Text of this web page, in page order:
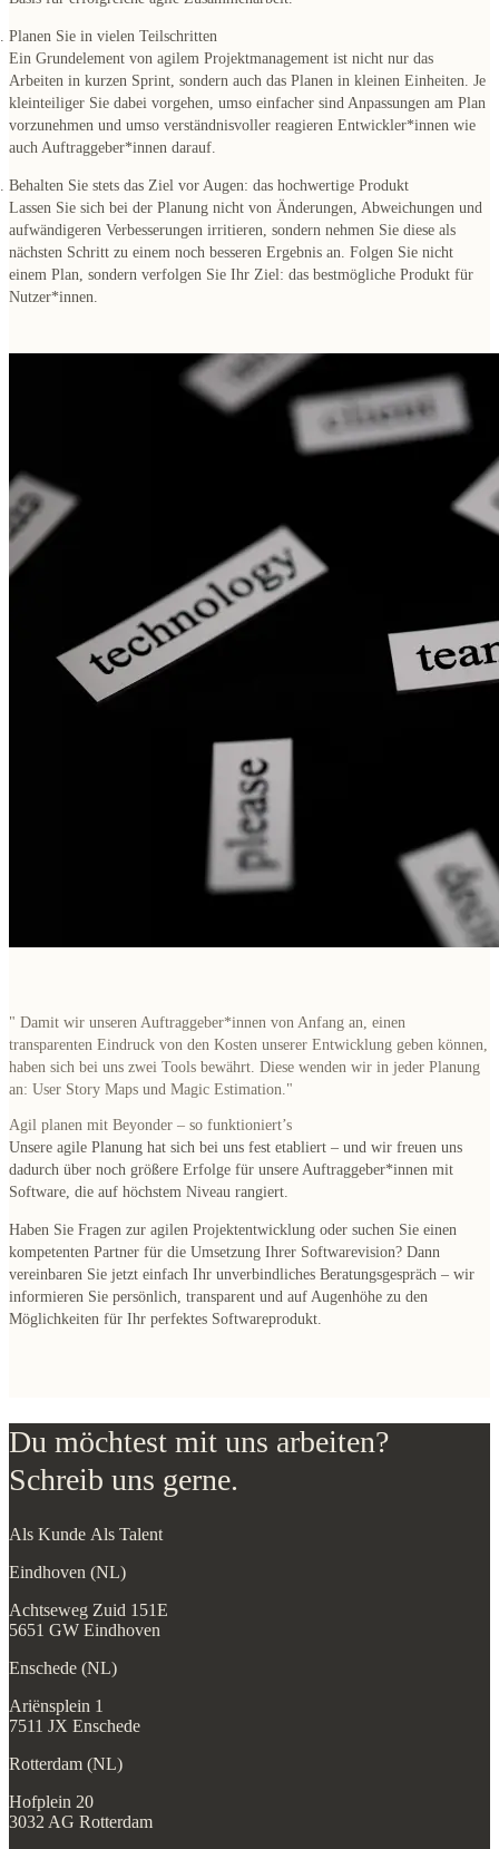
Planen Sie in vielen Teilschritten
Ein Grundelement von agilem Projektmanagement ist nicht nur das
Arbeiten in kurzen Sprint, sondern auch das Planen in kleinen Einheiten. Je
kleinteiliger Sie dabei vorgehen, umso einfacher sind Anpassungen am Plan
vorzunehmen und umso verständnisvoller reagieren Entwickler*innen wie
auch Auftraggeber*innen darauf.
Behalten Sie stets das Ziel vor Augen: das hochwertige Produkt
Lassen Sie sich bei der Planung nicht von Änderungen, Abweichungen und
aufwändigeren Verbesserungen irritieren, sondern nehmen Sie diese als
nächsten Schritt zu einem noch besseren Ergebnis an. Folgen Sie nicht
einem Plan, sondern verfolgen Sie Ihr Ziel: das bestmögliche Produkt für
Nutzer*innen.
" Damit wir unseren Auftraggeber*innen von Anfang an, einen
transparenten Eindruck von den Kosten unserer Entwicklung geben können,
haben sich bei uns zwei Tools bewährt. Diese wenden wir in jeder Planung
an: User Story Maps und Magic Estimation."
Agil planen mit Beyonder – so funktioniert’s
Unsere agile Planung hat sich bei uns fest etabliert – und wir freuen uns
dadurch über noch größere Erfolge für unsere Auftraggeber*innen mit
Software, die auf höchstem Niveau rangiert.
Haben Sie Fragen zur agilen Projektentwicklung oder suchen Sie einen
kompetenten Partner für die Umsetzung Ihrer Softwarevision? Dann
vereinbaren Sie jetzt einfach Ihr unverbindliches Beratungsgespräch – wir
informieren Sie persönlich, transparent und auf Augenhöhe zu den
Möglichkeiten für Ihr perfektes Softwareprodukt.
Du möchtest mit uns arbeiten?
Schreib uns gerne.
Als Kunde Als Talent
Eindhoven (NL)
Achtseweg Zuid 151E
5651 GW Eindhoven
Enschede (NL)
Ariënsplein 1
7511 JX Enschede
Rotterdam (NL)
Hofplein 20
3032 AG Rotterdam